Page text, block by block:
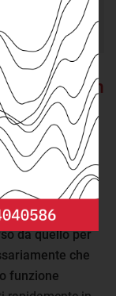
28 febbraio
un
per cui
riuscito a
Tuttavia
da quello per
che
funzione